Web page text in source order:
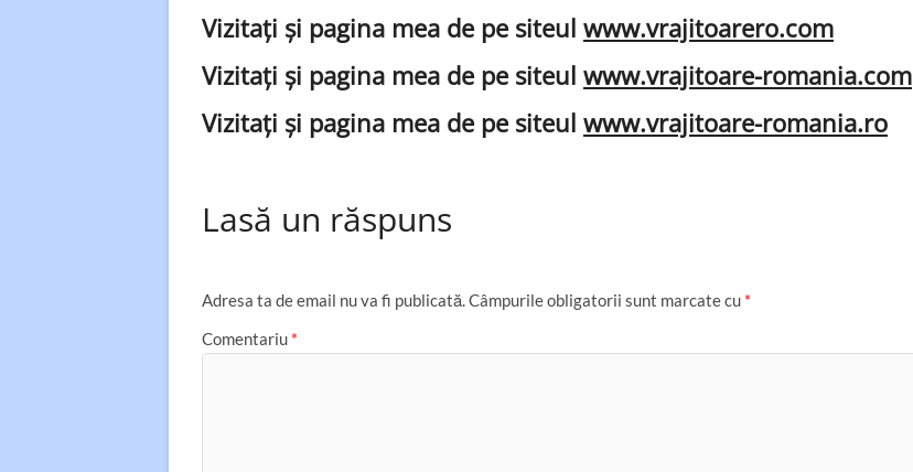
Vizitaţi şi pagina mea de pe siteul www.vrajitoarero.com
Vizitaţi şi pagina mea de pe siteul www.vrajitoare-romania.com
Vizitaţi şi pagina mea de pe siteul www.vrajitoare-romania.ro
Lasă un răspuns
Adresa ta de email nu va fi publicată.Câmpurile obligatorii sunt marcate cu *
Comentariu *